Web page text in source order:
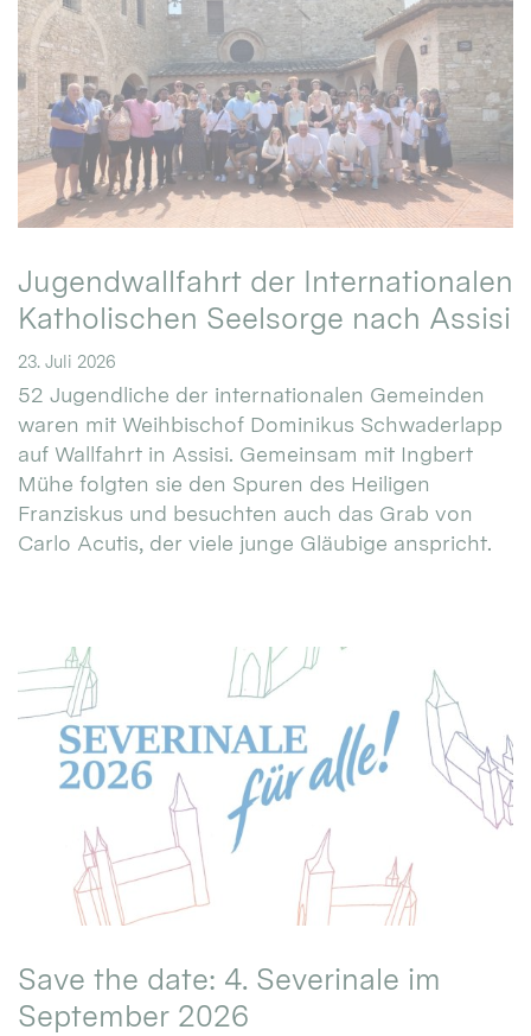
Jugendwallfahrt der Internationalen
Katholischen Seelsorge nach Assisi
23. Juli 2026
52 Jugendliche der internationalen Gemeinden
waren mit Weihbischof Dominikus Schwaderlapp
auf Wallfahrt in Assisi. Gemeinsam mit Ingbert
Mühe folgten sie den Spuren des Heiligen
Franziskus und besuchten auch das Grab von
Carlo Acutis, der viele junge Gläubige anspricht.
Save the date: 4. Severinale im
September 2026